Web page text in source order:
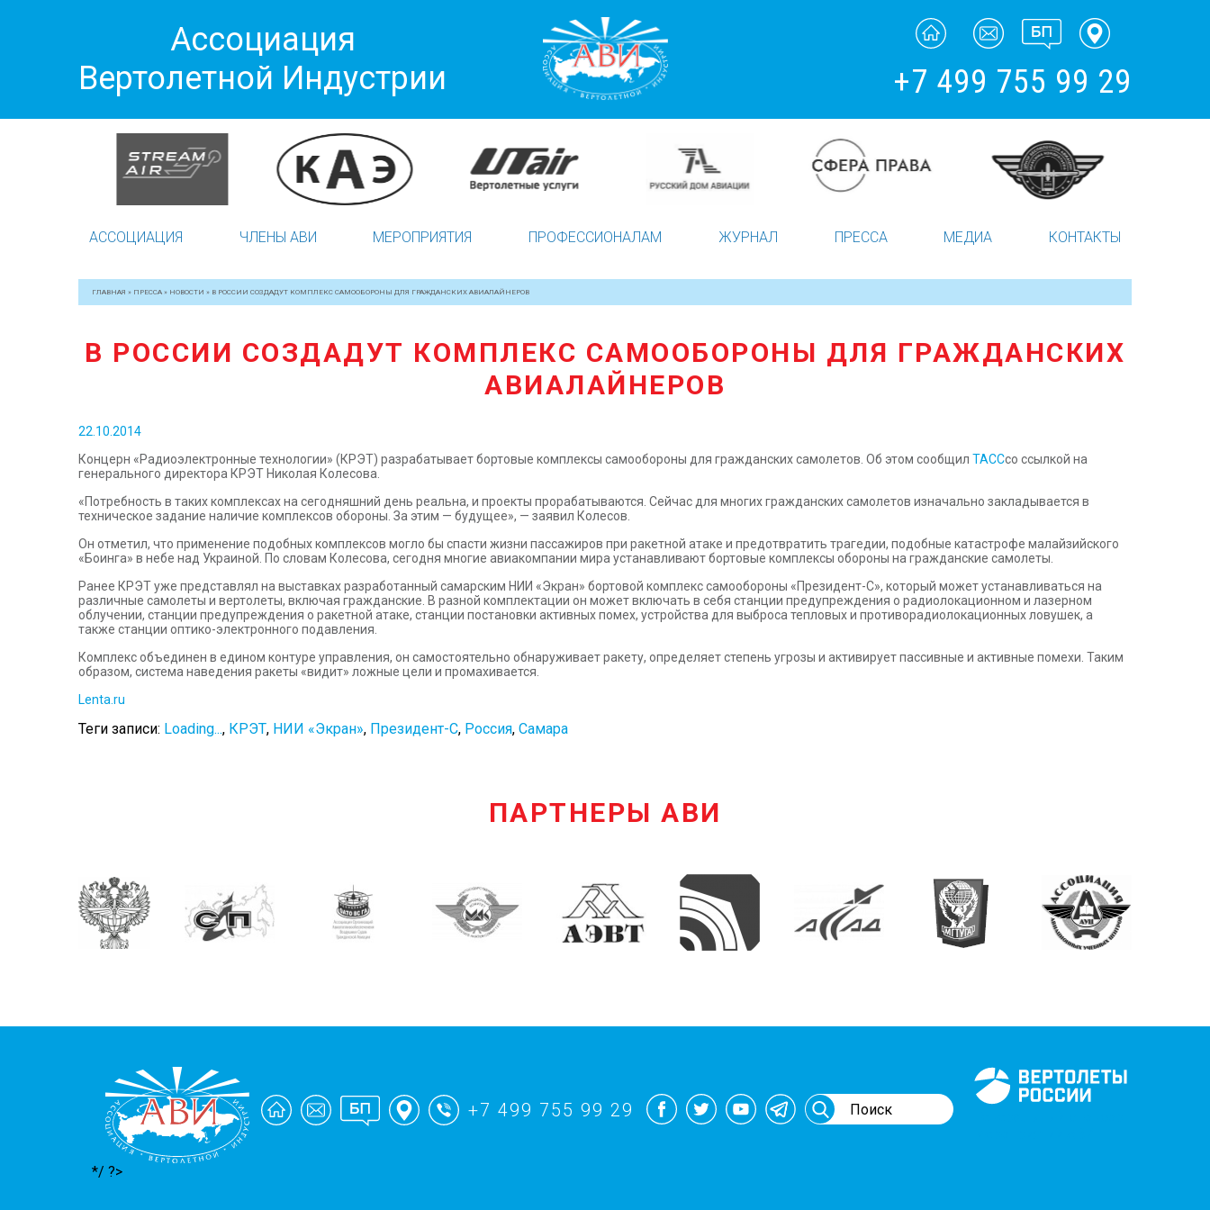
Ассоциация
Вертолетной Индустрии
+7 499 755 99 29
АССОЦИАЦИЯ ЧЛЕНЫ АВИ МЕРОПРИЯТИЯ ПРОФЕССИОНАЛАМ ЖУРНАЛ ПРЕССА МЕДИА КОНТАКТЫ
ГЛАВНАЯ » ПРЕССА » НОВОСТИ » В РОССИИ СОЗДАДУТ КОМПЛЕКС САМООБОРОНЫ ДЛЯ ГРАЖДАНСКИХ АВИАЛАЙНЕРОВ
В РОССИИ СОЗДАДУТ КОМПЛЕКС САМООБОРОНЫ ДЛЯ ГРАЖДАНСКИХ
АВИАЛАЙНЕРОВ
22.10.2014
Концерн «Радиоэлектронные технологии» (КРЭТ) разрабатывает бортовые комплексы самообороны для гражданских самолетов. Об этом сообщил ТАССсо ссылкой на
генерального директора КРЭТ Николая Колесова.
«Потребность в таких комплексах на сегодняшний день реальна, и проекты прорабатываются. Сейчас для многих гражданских самолетов изначально закладывается в
техническое задание наличие комплексов обороны. За этим — будущее», — заявил Колесов.
Он отметил, что применение подобных комплексов могло бы спасти жизни пассажиров при ракетной атаке и предотвратить трагедии, подобные катастрофе малайзийского
«Боинга» в небе над Украиной. По словам Колесова, сегодня многие авиакомпании мира устанавливают бортовые комплексы обороны на гражданские самолеты.
Ранее КРЭТ уже представлял на выставках разработанный самарским НИИ «Экран» бортовой комплекс самообороны «Президент-С», который может устанавливаться на
различные самолеты и вертолеты, включая гражданские. В разной комплектации он может включать в себя станции предупреждения о радиолокационном и лазерном
облучении, станции предупреждения о ракетной атаке, станции постановки активных помех, устройства для выброса тепловых и противорадиолокационных ловушек, а
также станции оптико-электронного подавления.
Комплекс объединен в едином контуре управления, он самостоятельно обнаруживает ракету, определяет степень угрозы и активирует пассивные и активные помехи. Таким
образом, система наведения ракеты «видит» ложные цели и промахивается.
Lenta.ru
Теги записи: Loading..., КРЭТ, НИИ «Экран», Президент-С, Россия, Самара
ПАРТНЕРЫ АВИ
+7 499 755 99 29
*/ ?>